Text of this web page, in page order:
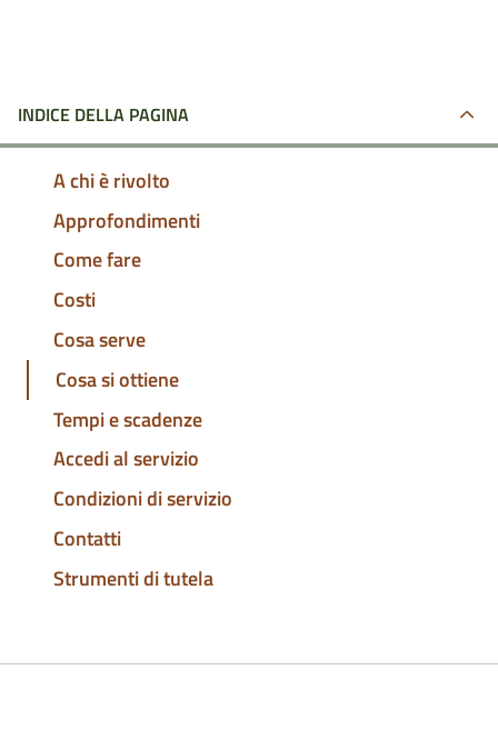
INDICE DELLA PAGINA
A chi è rivolto
Approfondimenti
Come fare
Costi
Cosa serve
Cosa si ottiene
Tempi e scadenze
Accedi al servizio
Condizioni di servizio
Contatti
Strumenti di tutela